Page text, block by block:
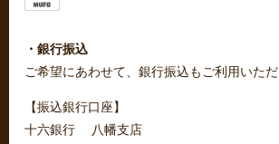
・銀行振込
ご希望にあわせて、銀行振込もご利用いただ
【振込銀行口座】
十六銀行 八幡支店